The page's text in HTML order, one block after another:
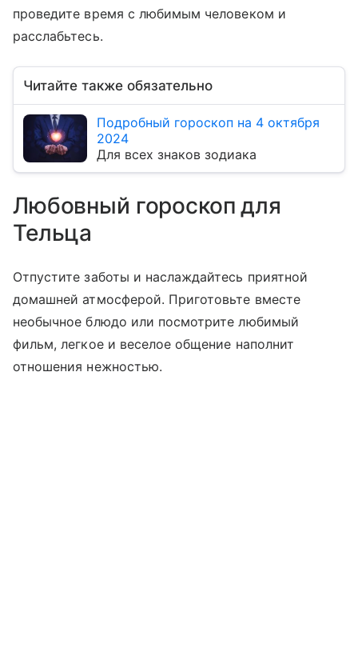
проведите время с любимым человеком и
расслабьтесь.
Читайте также обязательно
Подробный гороскоп на 4 октября
2024
Для всех знаков зодиака
Любовный гороскоп для
Тельца
Отпустите заботы и наслаждайтесь приятной
домашней атмосферой. Приготовьте вместе
необычное блюдо или посмотрите любимый
фильм, легкое и веселое общение наполнит
отношения нежностью.